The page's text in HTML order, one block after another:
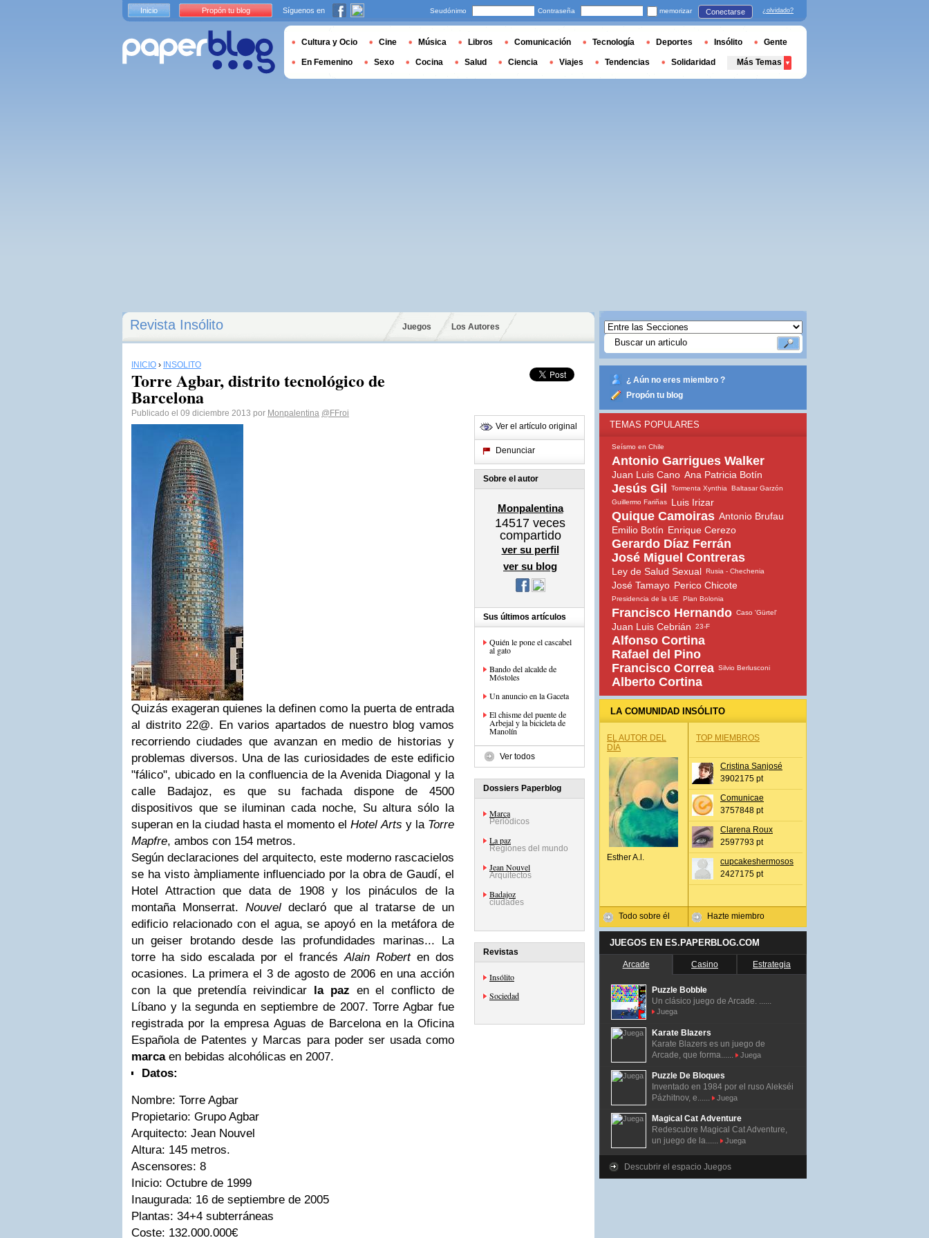
Revista Insólito Juegos Los Autores
INICIO › INSÓLITO
Torre Agbar, distrito tecnológico de
Barcelona
Publicado el 09 diciembre 2013 por Monpalentina @FFroi
Quizás exageran quienes la definen como la puerta de entrada
al distrito 22@. En varios apartados de nuestro blog vamos
recorriendo ciudades que avanzan en medio de historias y
problemas diversos. Una de las curiosidades de este edificio
"fálico", ubicado en la confluencia de la Avenida Diagonal y la
calle Badajoz, es que su fachada dispone de 4500
dispositivos que se iluminan cada noche, Su altura sólo la
superan en la ciudad hasta el momento elHotel Arts y la Torre
Mapfre, ambos con 154 metros.
Según declaraciones del arquitecto, este moderno rascacielos
se ha visto àmpliamente influenciado por la obra de Gaudí, el
Hotel Attraction que data de 1908 y los pináculos de la
montaña Monserrat.Nouvel declaró que al tratarse de un
edificio relacionado con el agua, se apoyó en la metáfora de
un geiser brotando desde las profundidades marinas... La
torre ha sido escalada por el francésAlain Roberten dos
ocasiones. La primera el 3 de agosto de 2006 en una acción
con la que pretendía reivindicar la paz en el conflicto de
Líbano y la segunda en septiembre de 2007. Torre Agbar fue
registrada por la empresa Aguas de Barcelona en la Oficina
Española de Patentes y Marcas para poder ser usada como
marcaen bebidas alcohólicas en 2007.
Datos:
Nombre: Torre Agbar
Propietario: Grupo Agbar
Arquitecto: Jean Nouvel
Altura: 145 metros.
Ascensores: 8
Inicio: Octubre de 1999
Inaugurada: 16 de septiembre de 2005
Plantas: 34+4 subterráneas
Coste: 132.000.000€
Ver el artículo original
Denunciar
Sobre el autor
Monpalentina
14517 veces
compartido
ver su perfil
ver su blog
Sus últimos artículos
Quién le pone el cascabel
al gato
Bando del alcalde de
Móstoles
Un anuncio en la Gaceta
El chisme del puente de
Arbejal y la bicicleta de
Manolín
Ver todos
Dossiers Paperblog
Marca
Periódicos
La paz
Regiones del mundo
Jean Nouvel
Arquitectos
Badajoz
ciudades
Revistas
Insólito
Sociedad
¿ Aún no eres miembro ?
Propón tu blog
TEMAS POPULARES
Seísmo en Chile
Antonio Garrigues Walker
Juan Luis Cano Ana Patricia Botín
Jesús Gil Tormenta Xynthia
Baltasar Garzón
Guillermo Fariñas
Luis Irizar
Quique Camoiras Antonio Brufau
Emilio Botín Enrique Cerezo
Gerardo Díaz Ferrán
José Miguel Contreras
Ley de Salud Sexual Rusia - Chechenia
José Tamayo Perico Chicote
Presidencia de la UE Plan Bolonia
Francisco Hernando Caso 'Gürtel'
Juan Luis Cebrián 23-F
Alfonso Cortina
Rafael del Pino
Francisco Correa Silvio Berlusconi
Alberto Cortina
LA COMUNIDAD INSÓLITO
EL AUTOR DEL
DÍA
Esther A.l.
Todo sobre él
TOP MIEMBROS
Cristina Sanjosé
3902175 pt
Comunicae
3757848 pt
Clarena Roux
2597793 pt
cupcakeshermosos
2427175 pt
Hazte miembro
JUEGOS EN ES.PAPERBLOG.COM
Arcade Casino Estrategia
Puzzle Bobble
Un clásico juego de Arcade. ......
Juega
Karate Blazers
Karate Blazers es un juego de
Arcade, que forma......
Juega
Puzzle De Bloques
Inventado en 1984 por el ruso Alekséi
Pázhitnov, e......
Juega
Magical Cat Adventure
Redescubre Magical Cat Adventure,
un juego de la......
Juega
Descubrir el espacio Juegos
Inicio Propón tu blog Síguenos en Seudónimo Contraseña memorizar Conectarse ¿olvidado?
Cultura y Ocio Cine Música Libros Comunicación Tecnología Deportes Insólito Gente
En Femenino Sexo Cocina Salud Ciencia Viajes Tendencias Solidaridad Más Temas